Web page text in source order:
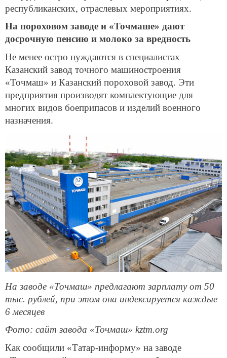
республиканских, отраслевых мероприятиях.
На пороховом заводе и «Точмаше» дают
досрочную пенсию и молоко за вредность
Не менее остро нуждаются в специалистах
Казанский завод точного машиностроения
«Точмаш» и Казанский пороховой завод. Эти
предприятия производят комплектующие для
многих видов боеприпасов и изделий военного
назначения.
На заводе «Точмаш» предлагают зарплату от 50
тыс. рублей, при этом она индексируется каждые
6 месяцев
Фото: сайт завода «Точмаш» kztm.org
Как сообщили «Татар-информу» на заводе